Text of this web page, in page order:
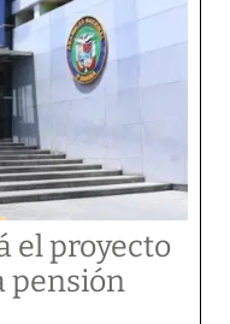
el proyecto
pensión